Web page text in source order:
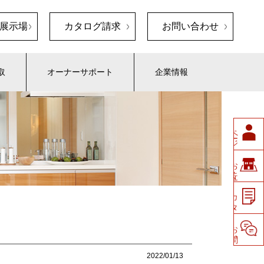
示場 カタログ請求 お問い合わせ
オーナーサポート 企業情報
2022/01/13
ペ
ージ
お
近く
の
カ
タ
ロ
グ
お
問い
合
わ